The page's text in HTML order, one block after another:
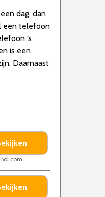
dag, dan
een telefoon
‘s
is een
Daarnaast
Bol.com